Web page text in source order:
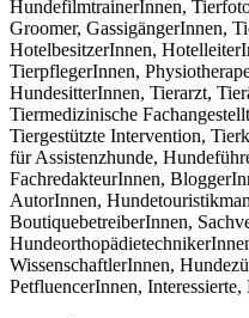
HundefilmtrainerInnen,
Groomer, GassigängerInnen,
HotelbesitzerInnen,
TierpflegerInnen,
HundesitterInnen, Tierarzt,
Tiermedizinische
Tiergestützte Intervention,
für Assistenzhunde,
FachredakteurInnen,
AutorInnen,
BoutiquebetreiberInnen,
WissenschaftlerInnen,
PetfluencerInnen,